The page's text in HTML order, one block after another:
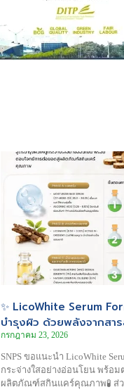
✨ LicoWhite Serum
บำรุงผิว ด้วยพลังจากสา
กรกฎาคม 23, 2026
SNPS ขอแนะนำ LicoWhite
กระจ่างใสอย่างอ่อนโยน พร้อ
ผลิตภัณฑ์สกินแคร์คุณภาพ🧪 ส่